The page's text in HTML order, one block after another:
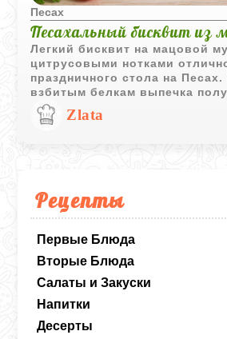
Рецепты
Первые Блюда
Вторые Блюда
Салаты и Закуски
Напитки
Десерты
Песах
Песахальный бисквит из
Легкий бисквит на мацовой
цитрусовыми нотками
праздничного стола на
взбитым белкам выпечка
воздушной и хорошо держит
Zlata